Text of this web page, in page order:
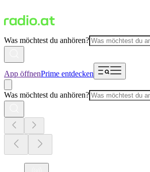
Was möchtest du anhören?
App öffnenPrime entdecken
Was möchtest du anhören?